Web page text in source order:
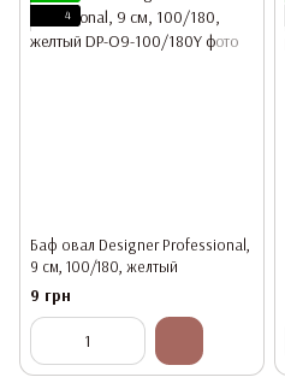
4
Баф овал Designer Professional,
9 см, 100/180, желтый
9 грн